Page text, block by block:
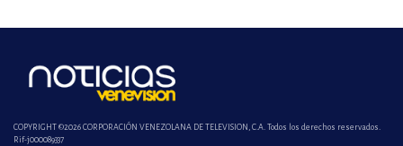
COPYRIGHT ©2026 CORPORACIÓN VENEZOLANA DE TELEVISION, C.A. Todos los derechos reservados.
Rif-j000089337